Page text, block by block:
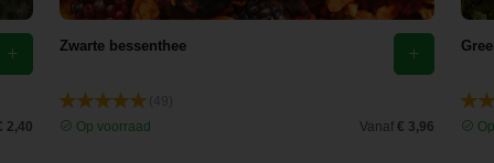
2,40
Zwarte bessenthee
Op voorraad
Vanaf € 3,96